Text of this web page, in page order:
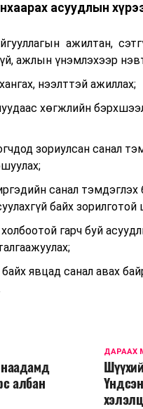
асуудлын
ажилтан,
ажлын үнэмлэхээр
нээлттэй ажиллах;
хөгжлийн
зориулсан санал
санал тэмдэглэх
байх
холбоотой гарч буй
явцад санал авах
ДАРААХ
албан